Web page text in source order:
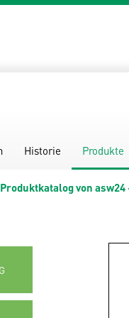
Historie Produkte
Produktkatalog von asw24